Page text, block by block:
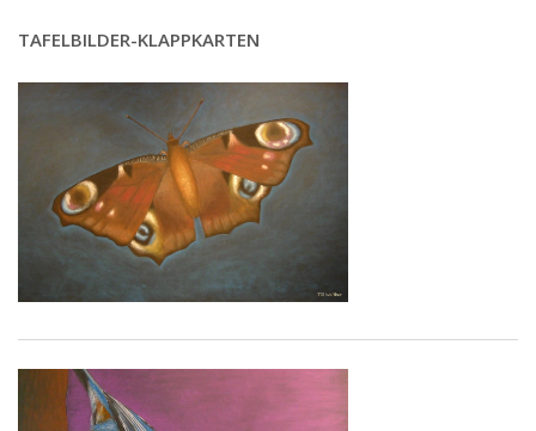
TAFELBILDER-KLAPPKARTEN